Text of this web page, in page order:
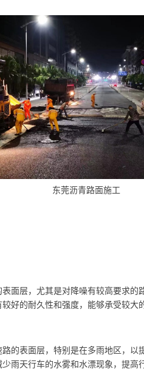
东莞沥青路面施工
面层，尤其是对降噪有较高要求的
好的耐久性和强度，能够承受较大
的表面层，特别是在多雨地区，以
雨天行车的水雾和水漂现象，提高